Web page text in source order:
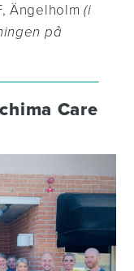
Ängelholm (i
på
Care